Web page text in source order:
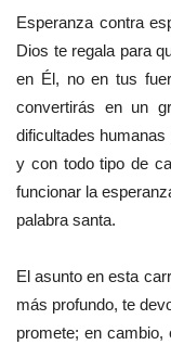
Esperanza contra
Dios te regala para
en Él, no en tus
convertirás en un
dificultades
y con todo tipo de
funcionar la
palabra santa.
El asunto en esta
más profundo, te
promete; en